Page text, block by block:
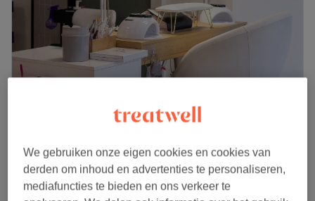
Chez les copines
117 reviews
Laat zien op de kaart
Daluren en last-minute
Épilation Maillot
vanaf
We gebruiken onze eigen cookies en cookies van
derden om inhoud en advertenties te personaliseren,
mediafuncties te bieden en ons verkeer te